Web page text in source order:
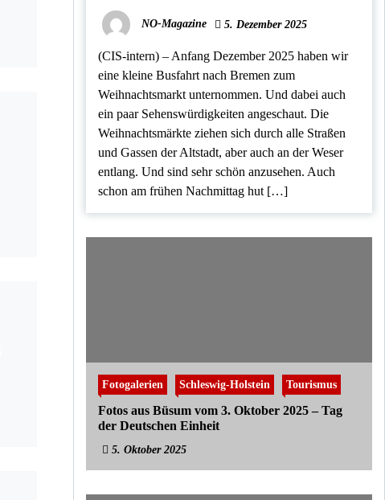
NO-Magazine 5. Dezember 2025
(CIS-intern) – Anfang Dezember 2025 haben wir
eine kleine Busfahrt nach Bremen zum
Weihnachtsmarkt unternommen. Und dabei auch
ein paar Sehenswürdigkeiten angeschaut. Die
Weihnachtsmärkte ziehen sich durch alle Straßen
und Gassen der Altstadt, aber auch an der Weser
entlang. Und sind sehr schön anzusehen. Auch
schon am frühen Nachmittag hut […]
Fotogalerien Schleswig-Holstein Tourismus
Fotos aus Büsum vom 3. Oktober 2025 – Tag
der Deutschen Einheit
5. Oktober 2025